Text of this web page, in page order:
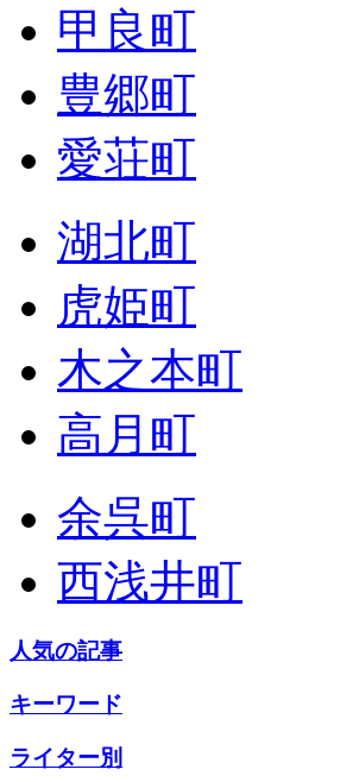
甲良町
豊郷町
愛荘町
湖北町
虎姫町
木之本町
高月町
余呉町
西浅井町
人気の記事
キーワード
ライター別